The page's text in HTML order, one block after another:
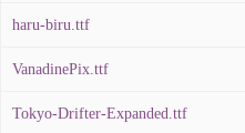
haru-biru.ttf
VanadinePix.ttf
Tokyo-Drifter-Expanded.ttf